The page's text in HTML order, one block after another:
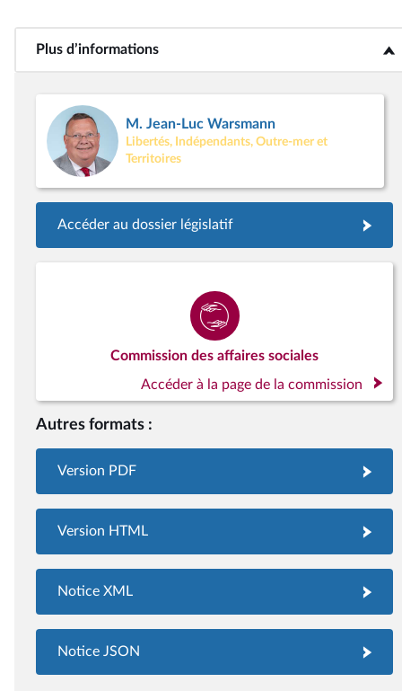
Plus d’informations<b>Plus d’informations</b>
M. Jean-Luc Warsmann
Libertés, Indépendants, Outre-mer et
Territoires
Accéder au dossier législatif
Commission des affaires sociales
Accéder à la page de la commission
Autres formats :
Version PDF
Version HTML
Notice XML
Notice JSON